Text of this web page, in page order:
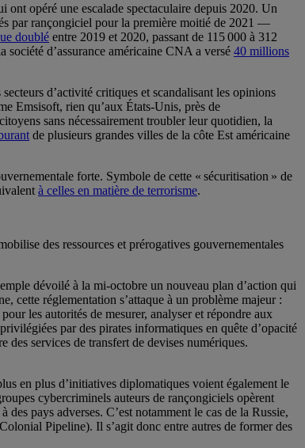
ont opéré une escalade spectaculaire depuis 2020. Un
par rançongiciel pour la première moitié de 2021 —
doublé entre 2019 et 2020, passant de 115 000 à 312
société d’assurance américaine CNA a versé 40 millions
d’activité critiques et scandalisant les opinions
Emsisoft, rien qu’aux États-Unis, près de
sans nécessairement troubler leur quotidien, la
de plusieurs grandes villes de la côte Est américaine
forte. Symbole de cette « sécuritisation » de
à celles en matière de terrorisme.
des ressources et prérogatives gouvernementales
dévoilé à la mi-octobre un nouveau plan d’action qui
cette réglementation s’attaque à un problème majeur :
les autorités de mesurer, analyser et répondre aux
par des pirates informatiques en quête d’opacité
des services de transfert de devises numériques.
en plus d’initiatives diplomatiques voient également le
cybercriminels auteurs de rançongiciels opèrent
pays adverses. C’est notamment le cas de la Russie,
Pipeline). Il s’agit donc entre autres de former des